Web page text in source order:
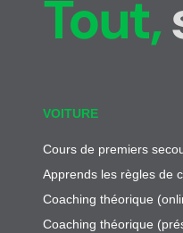
Tout,
VOITURE
Cours de premiers
Apprends les règles de
Coaching théorique
Coaching théorique